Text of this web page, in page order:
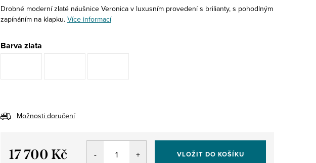
Drobné moderní zlaté náušnice Veronica v luxusním provedení s brilianty, s pohodlným
zapínáním na klapku. Více informací
Barva zlata
Možnosti doručení
17 700 Kč VLOŽIT DO KOŠÍKU